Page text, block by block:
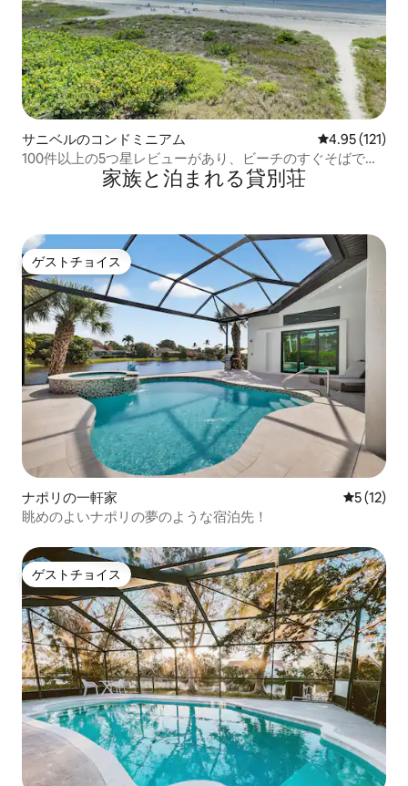
サニベルのコンドミニアム レビュー121
4.95 (121)
100件以上の5つ星レビューがあり、ビーチのすぐそばで
家族と泊まれる貸別荘
ゲストチョイス
ゲストチョイス
ナポリの一軒家 レビュー
5 (12)
眺めのよいナポリの夢のような宿泊先！
ゲストチョイス
ゲストチョイス